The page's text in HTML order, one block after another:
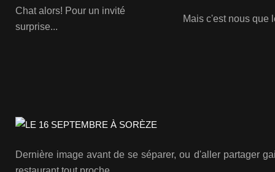
Chat alors! Pour un invité
surprise...
Mais c'est nous que
Dernière image avant de se séparer, ou d'aller partager